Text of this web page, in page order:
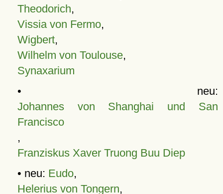
Theodorich,
Vissia von Fermo,
Wigbert,
Wilhelm von Toulouse,
Synaxarium
• neu:
Johannes von Shanghai und San
Francisco
,
Franziskus Xaver Truong Buu Diep
• neu: Eudo,
Helerius von Tongern,